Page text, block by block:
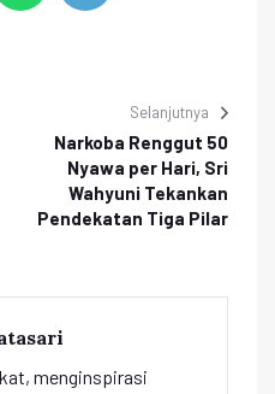
Selanjutnya
Narkoba Renggut 50
Nyawa per Hari, Sri
Wahyuni Tekankan
Pendekatan Tiga Pilar
menginspirasi